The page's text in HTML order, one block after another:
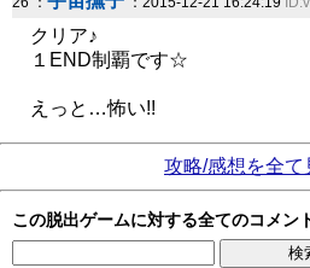
クリア♪
１END制覇です☆
えっと…怖い!!
攻略/感想を全て
この脱出ゲームに対する全てのコメン